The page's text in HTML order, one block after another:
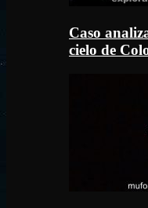
Caso
cielo de